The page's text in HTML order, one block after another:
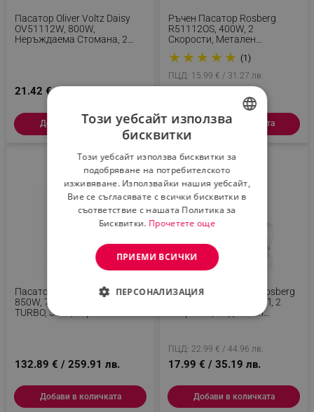
Пасатор Oliver Voltz Daisy
OV51112W, 800W,
Неръждаема Стомана, 2
21.42 € / 41.89 лв.
Добави в количката
Ръчен Пасатор Rosberg
R51112OS, 400W, 2
Скорости, Метален
Подвижен Накрайник,
Черен
★ ★ ★ ★ ★ (1)
ПЦД: 15.99 € / 31.27 лв.
11.99 € / 23.45 лв.
Добави в количката
Пасатор NINJA CI100EU,
850W, 700ML, 5 Скорости,
TURBO, 3 В 1, Черен
132.89 € / 259.91 лв.
Добави в количката
Ръчен Пасатор 3в1 Rosberg
R51112OC, 400W, 0.7 Л, 2
Скорости, Подвижен
-22 %
ПЦД: 22.99 € / 44.96 лв.
17.99 € / 35.19 лв.
Добави в количката
Този уебсайт използва
бисквитки
Този уебсайт използва бисквитки за
подобряване на потребителското
изживяване. Използвайки нашия уебсайт,
Вие се съгласявате с всички бисквитки в
съответствие с нашата Политика за
Бисквитки. Прочетете още
ПРИЕМИ ВСИЧКИ
ПЕРСОНАЛИЗАЦИЯ
СТРОГО НЕОБХОДИМО
ФУНКЦИОНАЛНОСТ